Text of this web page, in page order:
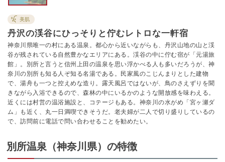
美肌
丹沢の渓谷にひっそりと佇むレトロな一軒宿
神奈川県唯一の村にある温泉。都心から近いながらも、丹沢山地の山と渓
谷が残されている自然豊かなエリアにある。渓谷の中に佇む宿が「元湯旅
館」。別所と言うと信州上田の温泉を思い浮かべる人も多いだろうが、神
奈川の別所も知る人ぞ知る名湯である。民家風のこじんまりとした建物
で、湯舟も一つと控えめな造り。露天風呂ではないが、鳥のさえずりを聞
きながら入浴できるので、森林の中にいるかのような開放感を味わえる。
近くには村営の温浴施設と、コテージもある。神奈川の水がめ「宮ヶ瀬ダ
ム」も近く、丸一日満喫できそうだ。老夫婦が二人で切り盛りしているの
で、訪問前に電話で問い合わせることを勧めたい。
別所温泉（神奈川県）の特徴